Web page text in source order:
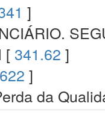
]
[ 341.62 ]
]
da